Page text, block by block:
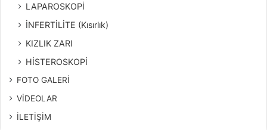
LAPAROSKOPİ
İNFERTİLİTE (Kısırlık)
KIZLIK ZARI
HİSTEROSKOPİ
FOTO GALERİ
VİDEOLAR
İLETİŞİM